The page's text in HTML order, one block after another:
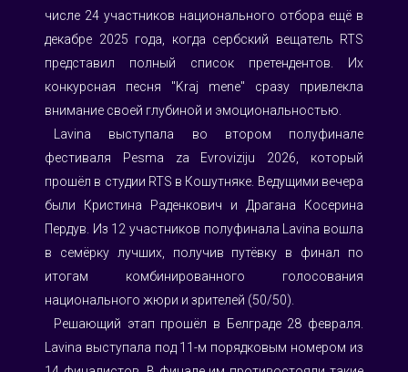
числе 24 участников национального отбора ещё в
декабре 2025 года, когда сербский вещатель RTS
представил полный список претендентов. Их
конкурсная песня "Kraj mene" сразу привлекла
внимание своей глубиной и эмоциональностью.
⠀Lavina выступала во втором полуфинале
фестиваля Pesma za Evroviziju 2026, который
прошёл в студии RTS в Кошутняке. Ведущими вечера
были Кристина Раденкович и Драгана Косерина
Пердув. Из 12 участников полуфинала Lavina вошла
в семёрку лучших, получив путёвку в финал по
итогам комбинированного голосования
национального жюри и зрителей (50/50).
⠀Решающий этап прошёл в Белграде 28 февраля.
Lavina выступала под 11-м порядковым номером из